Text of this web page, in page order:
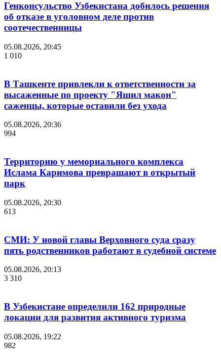
Генконсульство Узбекистана добилось решения
об отказе в уголовном деле против
соотечественницы
05.08.2026, 20:45
1 010
В Ташкенте привлекли к ответственности за
высаженные по проекту "Яшил макон"
саженцы, которые оставили без ухода
05.08.2026, 20:36
994
Территорию у мемориального комплекса
Ислама Каримова превращают в открытый
парк
05.08.2026, 20:30
613
СМИ: У новой главы Верховного суда сразу
пять родственников работают в судебной системе
05.08.2026, 20:13
3 310
В Узбекистане определили 162 природные
локации для развития активного туризма
05.08.2026, 19:22
982